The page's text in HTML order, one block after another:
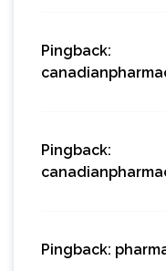
Pingback:
Pingback:
Pingback: